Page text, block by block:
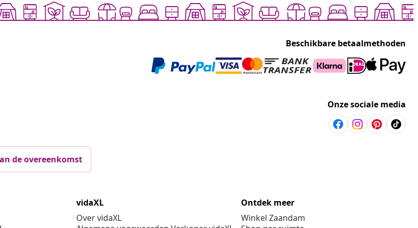
Beschikbare betaalmethoden
Onze sociale media
de overeenkomst
vidaXL
Over vidaXL
Ontdek meer
Winkel Zaandam